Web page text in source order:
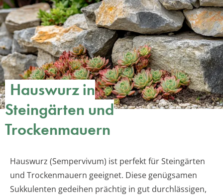
Hauswurz in
Steingärten und
Trockenmauern
Hauswurz (Sempervivum) ist perfekt für Steingärten
und Trockenmauern geeignet. Diese genügsamen
Sukkulenten gedeihen prächtig in gut durchlässigen,